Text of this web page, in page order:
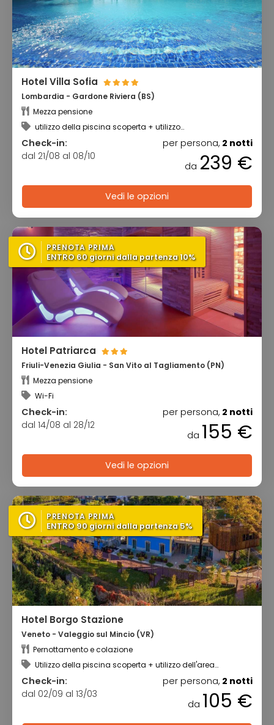
Hotel Villa Sofia
Lombardia - Gardone Riviera (BS)
Mezza pensione
utilizzo della piscina scoperta + utilizzo
Check-in:
dal 21/08 al 08/10
per persona, 2 notti
da 239 €
Vedi le opzioni
PRENOTA PRIMA
ENTRO 60 giorni dalla partenza 10%
Hotel Patriarca
Friuli-Venezia Giulia - San Vito al Tagliamento (PN)
Mezza pensione
Wi-Fi
Check-in:
dal 14/08 al 28/12
per persona, 2 notti
da 155 €
Vedi le opzioni
PRENOTA PRIMA
ENTRO 90 giorni dalla partenza 5%
Hotel Borgo Stazione
Veneto - Valeggio sul Mincio (VR)
Pernottamento e colazione
Utilizzo della piscina scoperta + utilizzo dell'area
Check-in:
dal 02/09 al 13/03
per persona, 2 notti
da 105 €